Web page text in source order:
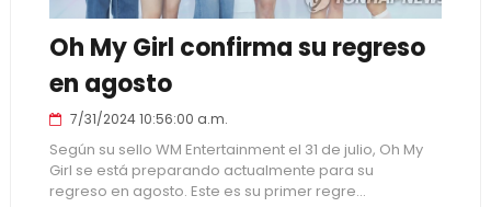
Oh My Girl confirma su regreso
en agosto
7/31/2024 10:56:00 a.m.
Según su sello WM Entertainment el 31 de julio, Oh My
Girl se está preparando actualmente para su
regreso en agosto. Este es su primer regre...